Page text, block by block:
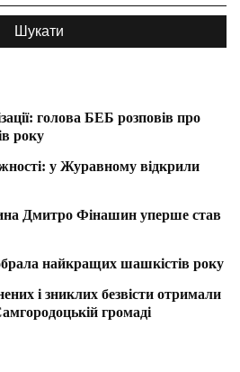
голова БЕБ розповів про
року
у Журавному відкрили
Дмитро Фінашин уперше став
найкращих шашкістів року
і зниклих безвісти отримали
громаді